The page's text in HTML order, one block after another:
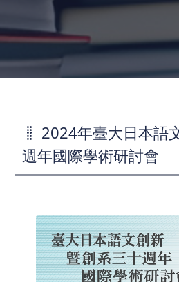
2024年臺大日本語
週年國際學術研討會